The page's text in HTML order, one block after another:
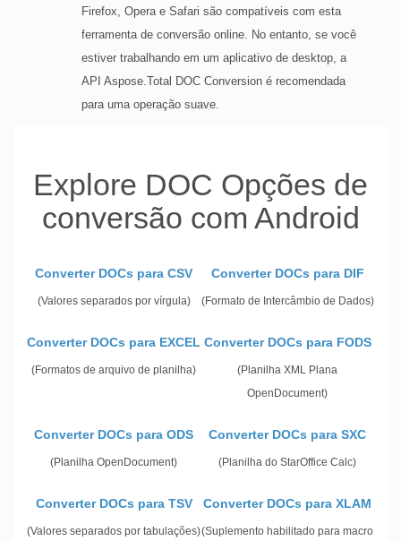
Firefox, Opera e Safari são compatíveis com esta
ferramenta de conversão online. No entanto, se você
estiver trabalhando em um aplicativo de desktop, a
API Aspose.Total DOC Conversion é recomendada
para uma operação suave.
Explore DOC Opções de
conversão com Android
Converter DOCs para CSV
(Valores separados por vírgula)
Converter DOCs para DIF
(Formato de Intercâmbio de Dados)
Converter DOCs para EXCEL
(Formatos de arquivo de planilha)
Converter DOCs para FODS
(Planilha XML Plana
OpenDocument)
Converter DOCs para ODS
(Planilha OpenDocument)
Converter DOCs para SXC
(Planilha do StarOffice Calc)
Converter DOCs para TSV
(Valores separados por tabulações)
Converter DOCs para XLAM
(Suplemento habilitado para macro